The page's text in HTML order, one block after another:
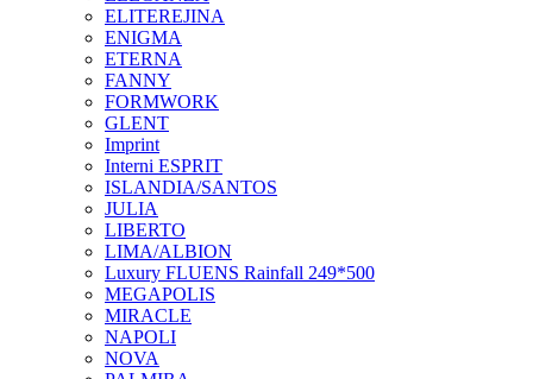
ELITEREJINA
ENIGMA
ETERNA
FANNY
FORMWORK
GLENT
Imprint
Interni ESPRIT
ISLANDIA/SANTOS
JULIA
LIBERTO
LIMA/ALBION
Luxury FLUENS Rainfall 249*500
MEGAPOLIS
MIRACLE
NAPOLI
NOVA